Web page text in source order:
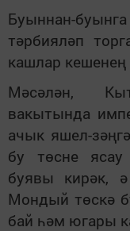
Буыннан-
тәрбияләп
кашлар кешенең
Мәсәлән,
вакытында
ачык яшел-
бу төсне
буявы кирәк,
Мондый төскә
бай һәм югары